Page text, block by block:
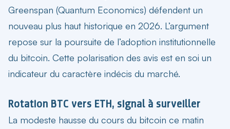
Greenspan (Quantum Economics) défendent un
nouveau plus haut historique en 2026. L’argument
repose sur la poursuite de l’adoption institutionnelle
du bitcoin. Cette polarisation des avis est en soi un
indicateur du caractère indécis du marché.
Rotation BTC vers ETH, signal à surveiller
La modeste hausse du cours du bitcoin ce matin